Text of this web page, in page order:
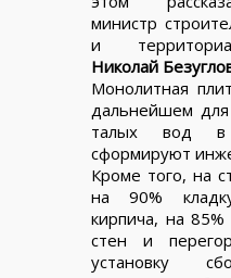
министр
и
Николай
Монолитная
дальнейшем
талых вод в
сформируют
Кроме того, на
на 90%
кирпича, на
стен и
установку